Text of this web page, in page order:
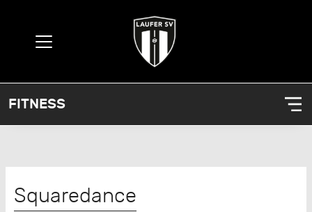
FITNESS
Squaredance